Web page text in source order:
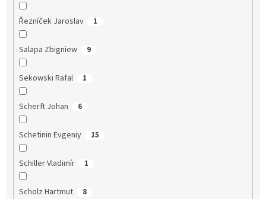
Řezníček Jaroslav 1
Salapa Zbigniew 9
Sekowski Rafal 1
Scherft Johan 6
Schetinin Evgeniy 15
Schiller Vladimír 1
Scholz Hartmut 8